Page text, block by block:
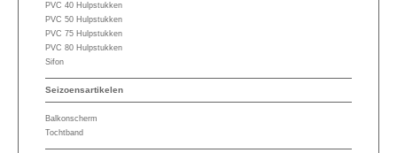
PVC 40 Hulpstukken
PVC 50 Hulpstukken
PVC 75 Hulpstukken
PVC 80 Hulpstukken
Sifon
Seizoensartikelen
Balkonscherm
Tochtband